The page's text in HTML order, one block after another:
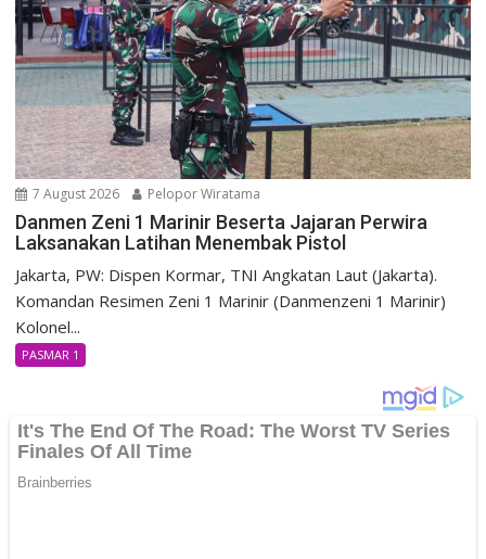
7 August 2026 Pelopor Wiratama
Danmen Zeni 1 Marinir Beserta Jajaran Perwira
Laksanakan Latihan Menembak Pistol
Jakarta, PW: Dispen Kormar, TNI Angkatan Laut (Jakarta).
Komandan Resimen Zeni 1 Marinir (Danmenzeni 1 Marinir)
Kolonel...
PASMAR 1